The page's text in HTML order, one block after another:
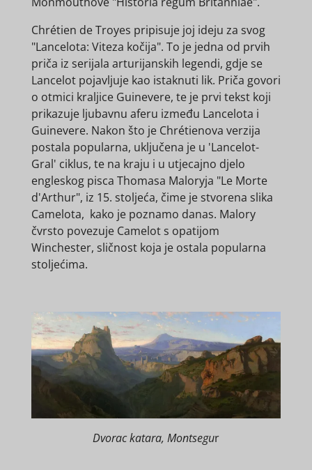
Chrétien de Troyes pripisuje joj ideju za svog
"Lancelota: Viteza kočija". To je jedna od prvih
priča iz serijala arturijanskih legendi, gdje se
Lancelot pojavljuje kao istaknuti lik. Priča govori
o otmici kraljice Guinevere, te je prvi tekst koji
prikazuje ljubavnu aferu između Lancelota i
Guinevere. Nakon što je Chrétienova verzija
postala popularna, uključena je u 'Lancelot-
Gral' ciklus, te na kraju i u utjecajno djelo
engleskog pisca Thomasa Maloryja "Le Morte
d'Arthur", iz 15. stoljeća, čime je stvorena slika
Camelota, kako je poznamo danas. Malory
čvrsto povezuje Camelot s opatijom
Winchester, sličnost koja je ostala popularna
stoljećima.
Dvorac katara, Montsegur